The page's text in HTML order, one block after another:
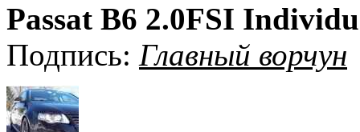
Passat B6 2.0FSI
Подпись: Главный ворчун